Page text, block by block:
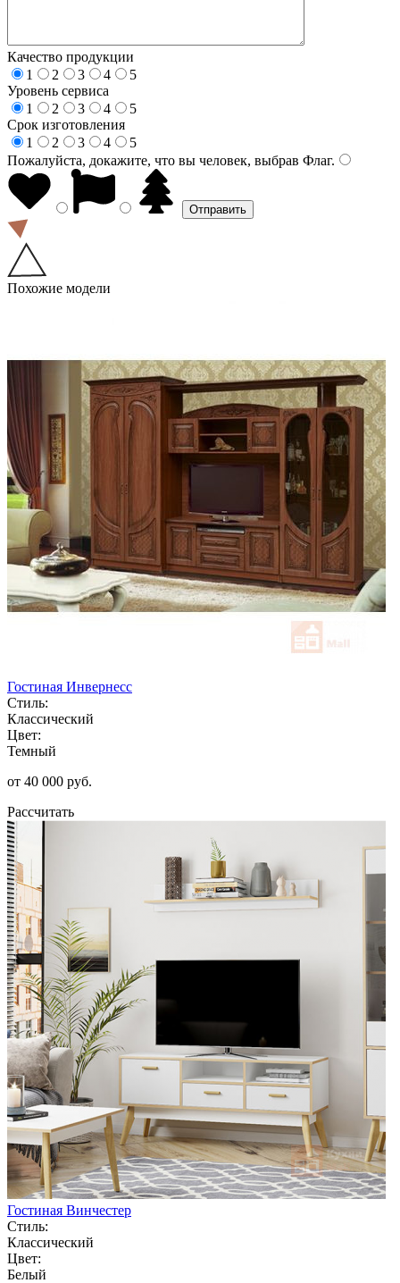
Качество продукции
1
2 3 4
5
Уровень сервиса
1
2 3 4
5
Срок изготовления
1
2 3 4
5
Пожалуйста, докажите, что вы человек, выбрав Флаг.
Похожие модели
Гостиная Инвернесс
Стиль:
Классический
Цвет:
Темный
от 40 000 руб.
Рассчитать
Гостиная Винчестер
Стиль:
Классический
Цвет:
Белый